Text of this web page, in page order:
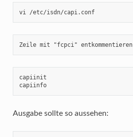
vi /etc/isdn/capi.conf
Zeile mit "fcpci" entkommentieren
capiinit
capiinfo
Ausgabe sollte so aussehen: